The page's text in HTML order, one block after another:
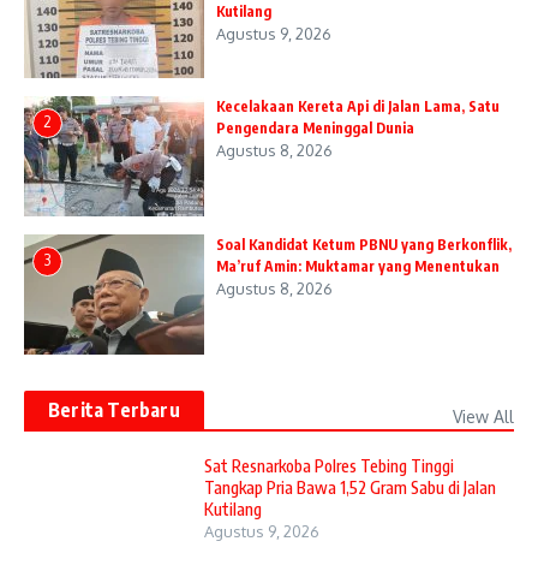
Kutilang
Agustus 9, 2026
2
Kecelakaan Kereta Api di Jalan Lama, Satu
Pengendara Meninggal Dunia
Agustus 8, 2026
3
Soal Kandidat Ketum PBNU yang Berkonflik,
Ma’ruf Amin: Muktamar yang Menentukan
Agustus 8, 2026
Berita Terbaru View All
Sat Resnarkoba Polres Tebing Tinggi
Tangkap Pria Bawa 1,52 Gram Sabu di Jalan
Kutilang
Agustus 9, 2026